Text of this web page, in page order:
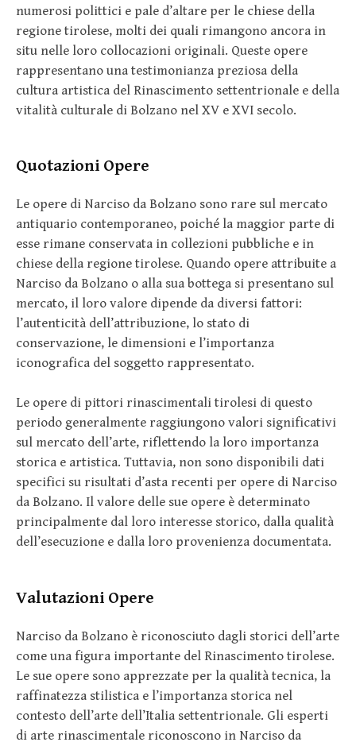
numerosi polittici e pale d’altare per le chiese della
regione tirolese, molti dei quali rimangono ancora in
situ nelle loro collocazioni originali. Queste opere
rappresentano una testimonianza preziosa della
cultura artistica del Rinascimento settentrionale e della
vitalità culturale di Bolzano nel XV e XVI secolo.
Quotazioni Opere
Le opere di Narciso da Bolzano sono rare sul mercato
antiquario contemporaneo, poiché la maggior parte di
esse rimane conservata in collezioni pubbliche e in
chiese della regione tirolese. Quando opere attribuite a
Narciso da Bolzano o alla sua bottega si presentano sul
mercato, il loro valore dipende da diversi fattori:
l’autenticità dell’attribuzione, lo stato di
conservazione, le dimensioni e l’importanza
iconografica del soggetto rappresentato.
Le opere di pittori rinascimentali tirolesi di questo
periodo generalmente raggiungono valori significativi
sul mercato dell’arte, riflettendo la loro importanza
storica e artistica. Tuttavia, non sono disponibili dati
specifici su risultati d’asta recenti per opere di Narciso
da Bolzano. Il valore delle sue opere è determinato
principalmente dal loro interesse storico, dalla qualità
dell’esecuzione e dalla loro provenienza documentata.
Valutazioni Opere
Narciso da Bolzano è riconosciuto dagli storici dell’arte
come una figura importante del Rinascimento tirolese.
Le sue opere sono apprezzate per la qualità tecnica, la
raffinatezza stilistica e l’importanza storica nel
contesto dell’arte dell’Italia settentrionale. Gli esperti
di arte rinascimentale riconoscono in Narciso da